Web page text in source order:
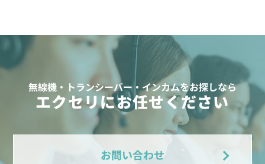
無線機・トランシーバー・インカムをお探しなら
エクセリにお任せください
お問い合わせ